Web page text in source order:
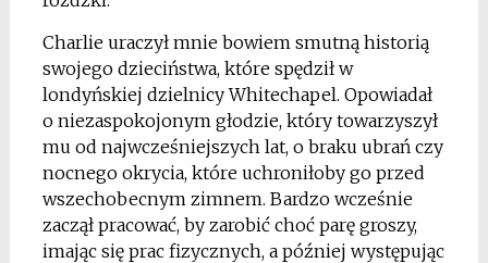
Charlie uraczył mnie bowiem smutną historią
swojego dzieciństwa, które spędził w
londyńskiej dzielnicy Whitechapel. Opowiadał
o niezaspokojonym głodzie, który towarzyszył
mu od najwcześniejszych lat, o braku ubrań czy
nocnego okrycia, które uchroniłoby go przed
wszechobecnym zimnem. Bardzo wcześnie
zaczął pracować, by zarobić choć parę groszy,
imając się prac fizycznych, a później występując